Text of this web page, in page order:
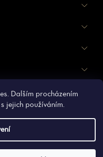
Dalším procházením
jejich používáním.
podmínky
Shoptet